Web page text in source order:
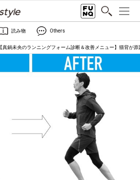
読み物 Others
【真鍋未央のランニングフォーム診断＆改善メニュー】猫背が